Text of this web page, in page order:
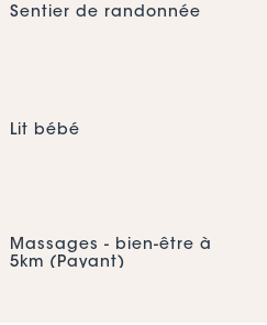
Sentier de randonnée
Lit bébé
Massages - bien-être à
5km (Payant)